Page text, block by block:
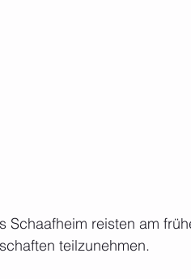
Schaafheim reisten am
teilzunehmen.